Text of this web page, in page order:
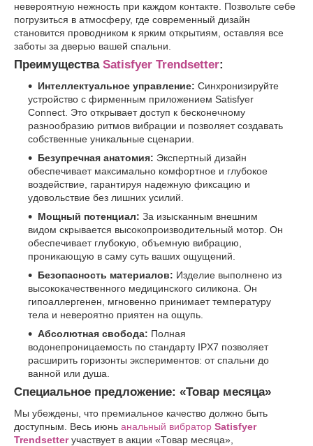
невероятную нежность при каждом контакте. Позвольте себе
погрузиться в атмосферу, где современный дизайн
становится проводником к ярким открытиям, оставляя все
заботы за дверью вашей спальни.
Преимущества Satisfyer Trendsetter:
Интеллектуальное управление: Синхронизируйте
устройство с фирменным приложением Satisfyer
Connect. Это открывает доступ к бесконечному
разнообразию ритмов вибрации и позволяет создавать
собственные уникальные сценарии.
Безупречная анатомия: Экспертный дизайн
обеспечивает максимально комфортное и глубокое
воздействие, гарантируя надежную фиксацию и
удовольствие без лишних усилий.
Мощный потенциал: За изысканным внешним
видом скрывается высокопроизводительный мотор. Он
обеспечивает глубокую, объемную вибрацию,
проникающую в саму суть ваших ощущений.
Безопасность материалов: Изделие выполнено из
высококачественного медицинского силикона. Он
гипоаллергенен, мгновенно принимает температуру
тела и невероятно приятен на ощупь.
Абсолютная свобода: Полная
водонепроницаемость по стандарту IPX7 позволяет
расширить горизонты экспериментов: от спальни до
ванной или душа.
Специальное предложение: «Товар месяца»
Мы убеждены, что премиальное качество должно быть
доступным. Весь июнь анальный вибратор Satisfyer
Trendsetterучаствует в акции «Товар месяца»,